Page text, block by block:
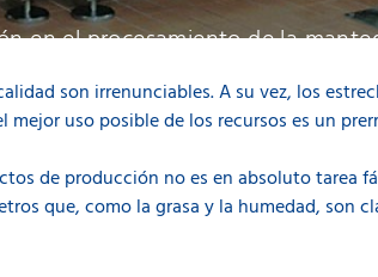
en el procesamiento de la
son irrenunciables. A su vez, los
uso posible de los recursos es un
de producción no es en absoluto tarea
que, como la grasa y la humedad, son